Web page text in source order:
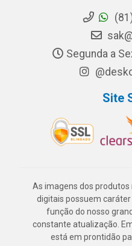
Segunda a
Site
As imagens dos produtos
digitais possuem
função do nosso
constante atualização.
está em prontidão